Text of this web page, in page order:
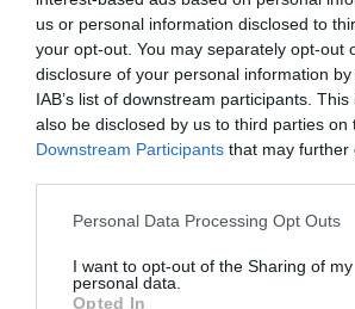
us or personal information disclosed to
your opt-out. You may separately opt-out
disclosure of your personal information
IAB’s list of downstream participants.
also be disclosed by us to third parties on
Downstream Participants that may further
Personal Data Processing Opt Outs
I want to opt-out of the Sharing of my
personal data.
Opted In
Artist Unknown*
[Αγνώστου
Καλλιτέχνη*] *Η
Ήβη ήταν εδώ:
Παγκόσμια
πρεμιέρα στο
Δημοτικό Θέατρο
Ο
Κόρη,
στο